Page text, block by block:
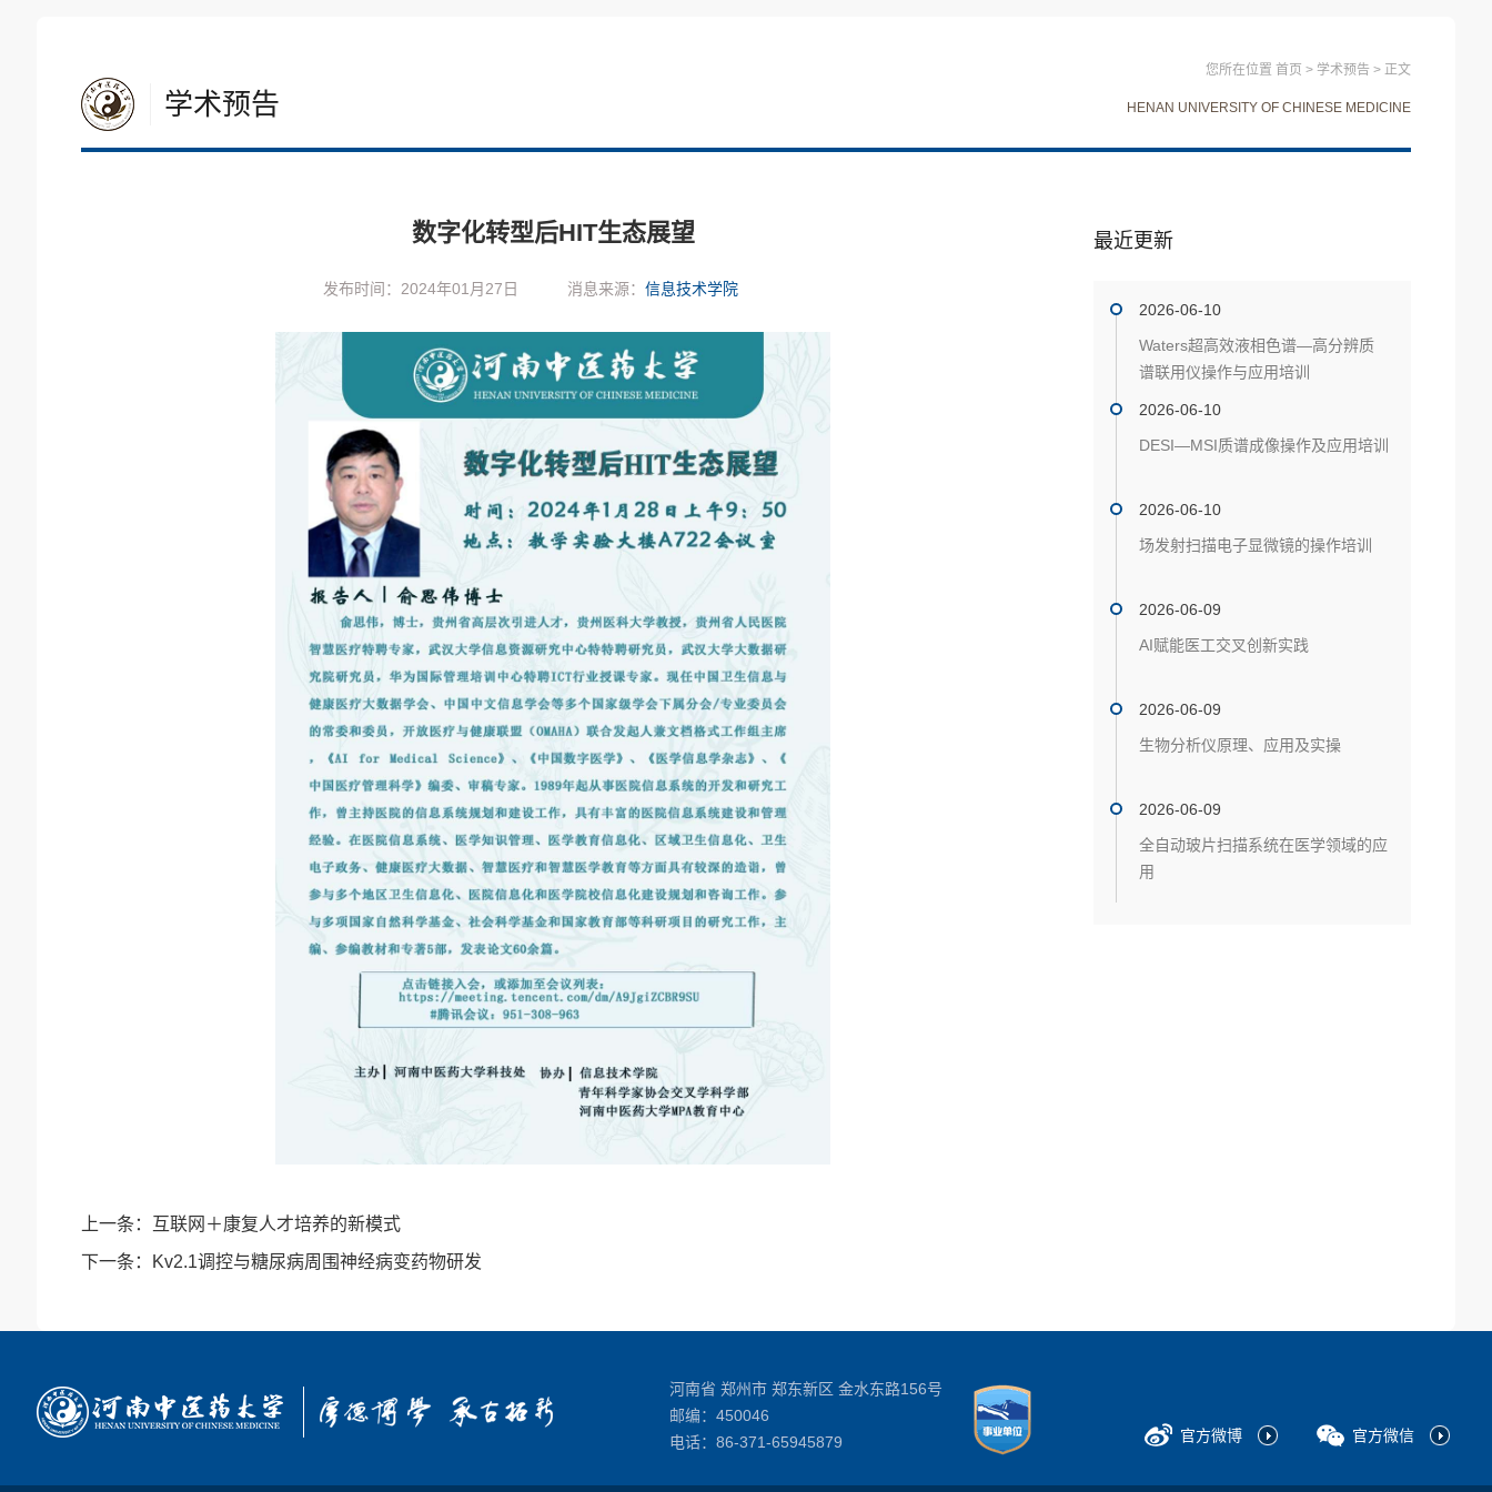
您所在位置 首页 > 学术预告 > 正文
学术预告 HENAN UNIVERSITY OF CHINESE MEDICINE
数字化转型后HIT生态展望
发布时间：2024年01月27日 消息来源： 信息技术学院
上一条：
互联网＋康复人才培养的新模式
下一条：
Kv2.1调控与糖尿病周围神经病变药物研发
最近更新
2026-06-10
Waters超高效液相色谱—高分辨质
谱联用仪操作与应用培训
2026-06-10
DESI—MSI质谱成像操作及应用培训
2026-06-10
场发射扫描电子显微镜的操作培训
2026-06-09
AI赋能医工交叉创新实践
2026-06-09
生物分析仪原理、应用及实操
2026-06-09
全自动玻片扫描系统在医学领域的应
用
河南省 郑州市 郑东新区 金水东路156号
邮编：450046
电话： 86-371-65945879 官方微博 官方微信